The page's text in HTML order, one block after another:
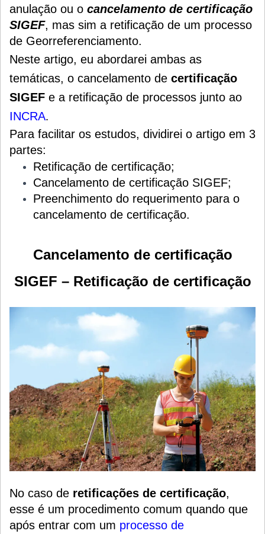
anulação ou o cancelamento de certificação
SIGEF, mas sim a retificação de um processo
de Georreferenciamento.
Neste artigo, eu abordarei ambas as
temáticas, o cancelamento de certificação
SIGEF e a retificação de processos junto ao
INCRA.
Para facilitar os estudos, dividirei o artigo em 3
partes:
Retificação de certificação;
Cancelamento de certificação SIGEF;
Preenchimento do requerimento para o
cancelamento de certificação.
Cancelamento de certificação
SIGEF – Retificação de certificação
No caso de retificações de certificação,
esse é um procedimento comum quando que
após entrar com um processo de